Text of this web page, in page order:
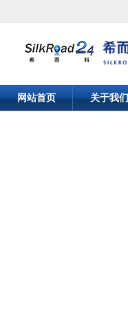
网站首页 关于我们